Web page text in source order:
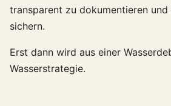
transparent zu dokumentieren
sichern.
Erst dann wird aus einer
Wasserstrategie.